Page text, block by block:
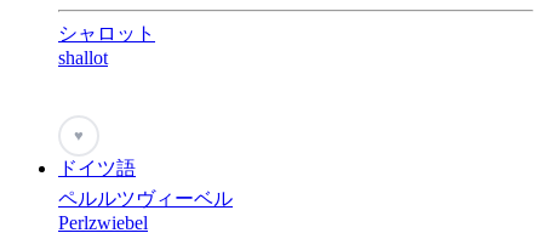
シャロット
shallot
♥
ドイツ語
ペルルツヴィーベル
Perlzwiebel